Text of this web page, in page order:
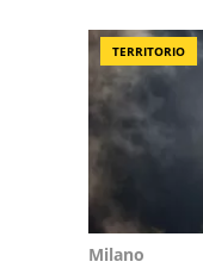
TERRITORIO
Milano